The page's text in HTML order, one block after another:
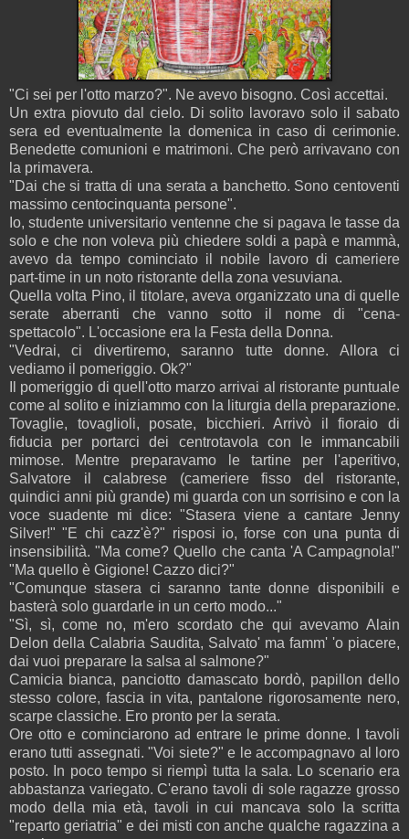
"Ci sei per l'otto marzo?". Ne avevo bisogno. Così accettai.
Un extra piovuto dal cielo. Di solito lavoravo solo il sabato
sera ed eventualmente la domenica in caso di cerimonie.
Benedette comunioni e matrimoni. Che però arrivavano con
la primavera.
"Dai che si tratta di una serata a banchetto. Sono centoventi
massimo centocinquanta persone".
Io, studente universitario ventenne che si pagava le tasse da
solo e che non voleva più chiedere soldi a papà e mammà,
avevo da tempo cominciato il nobile lavoro di cameriere
part-time in un noto ristorante della zona vesuviana.
Quella volta Pino, il titolare, aveva organizzato una di quelle
serate aberranti che vanno sotto il nome di "cena-
spettacolo". L'occasione era la Festa della Donna.
"Vedrai, ci divertiremo, saranno tutte donne. Allora ci
vediamo il pomeriggio. Ok?"
Il pomeriggio di quell'otto marzo arrivai al ristorante puntuale
come al solito e iniziammo con la liturgia della preparazione.
Tovaglie, tovaglioli, posate, bicchieri. Arrivò il fioraio di
fiducia per portarci dei centrotavola con le immancabili
mimose. Mentre preparavamo le tartine per l'aperitivo,
Salvatore il calabrese (cameriere fisso del ristorante,
quindici anni più grande) mi guarda con un sorrisino e con la
voce suadente mi dice: "Stasera viene a cantare Jenny
Silver!" "E chi cazz'è?" risposi io, forse con una punta di
insensibilità. "Ma come? Quello che canta 'A Campagnola!"
"Ma quello è Gigione! Cazzo dici?"
"Comunque stasera ci saranno tante donne disponibili e
basterà solo guardarle in un certo modo..."
"Sì, sì, come no, m'ero scordato che qui avevamo Alain
Delon della Calabria Saudita, Salvato' ma famm' 'o piacere,
dai vuoi preparare la salsa al salmone?"
Camicia bianca, panciotto damascato bordò, papillon dello
stesso colore, fascia in vita, pantalone rigorosamente nero,
scarpe classiche. Ero pronto per la serata.
Ore otto e cominciarono ad entrare le prime donne. I tavoli
erano tutti assegnati. "Voi siete?" e le accompagnavo al loro
posto. In poco tempo si riempì tutta la sala. Lo scenario era
abbastanza variegato. C'erano tavoli di sole ragazze grosso
modo della mia età, tavoli in cui mancava solo la scritta
"reparto geriatria" e dei misti con anche qualche ragazzina a